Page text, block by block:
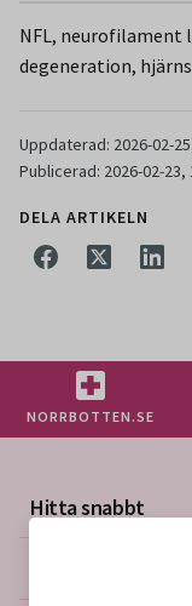
NFL, neurofilament
degeneration,
Uppdaterad: 2026-02-
Publicerad: 2026-02-23,
DELA ARTIKELN
NORRBOTTEN.SE
Hitta snabbt
Mer på